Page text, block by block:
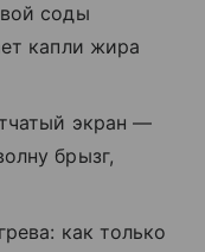
соды
капли жира
экран —
брызг,
как только